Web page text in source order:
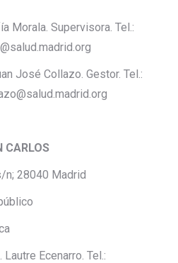
Morala. Supervisora. Tel.:
José Collazo. Gestor. Tel.:
CARLOS
n; 28040 Madrid
Ecenarro. Tel.: